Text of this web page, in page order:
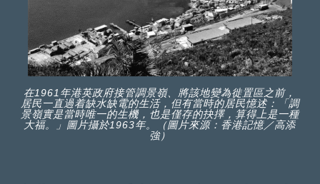
在1961年港英政府接管調景嶺、將該地變為徙置區之前，
居民一直過着缺水缺電的生活，但有當時的居民憶述：「調
景嶺實是當時唯一的生機，也是僅存的抉擇，算得上是一種
大福。」圖片攝於1963年。（圖片來源：香港記憶／高添
強）